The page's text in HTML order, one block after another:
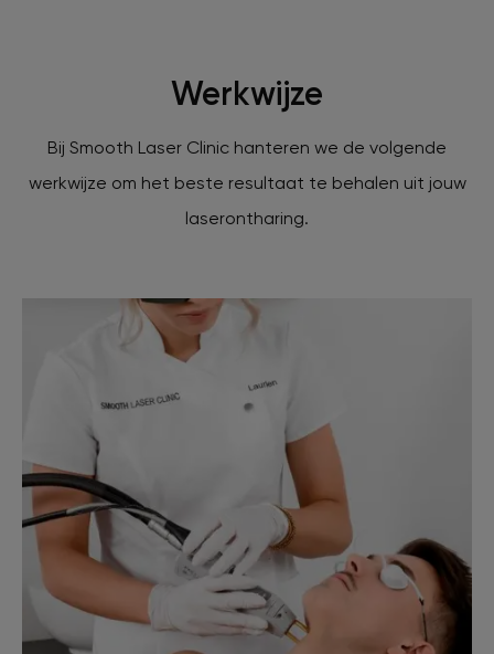
Werkwijze
Bij Smooth Laser Clinic hanteren we de volgende
werkwijze om het beste resultaat te behalen uit jouw
laserontharing.